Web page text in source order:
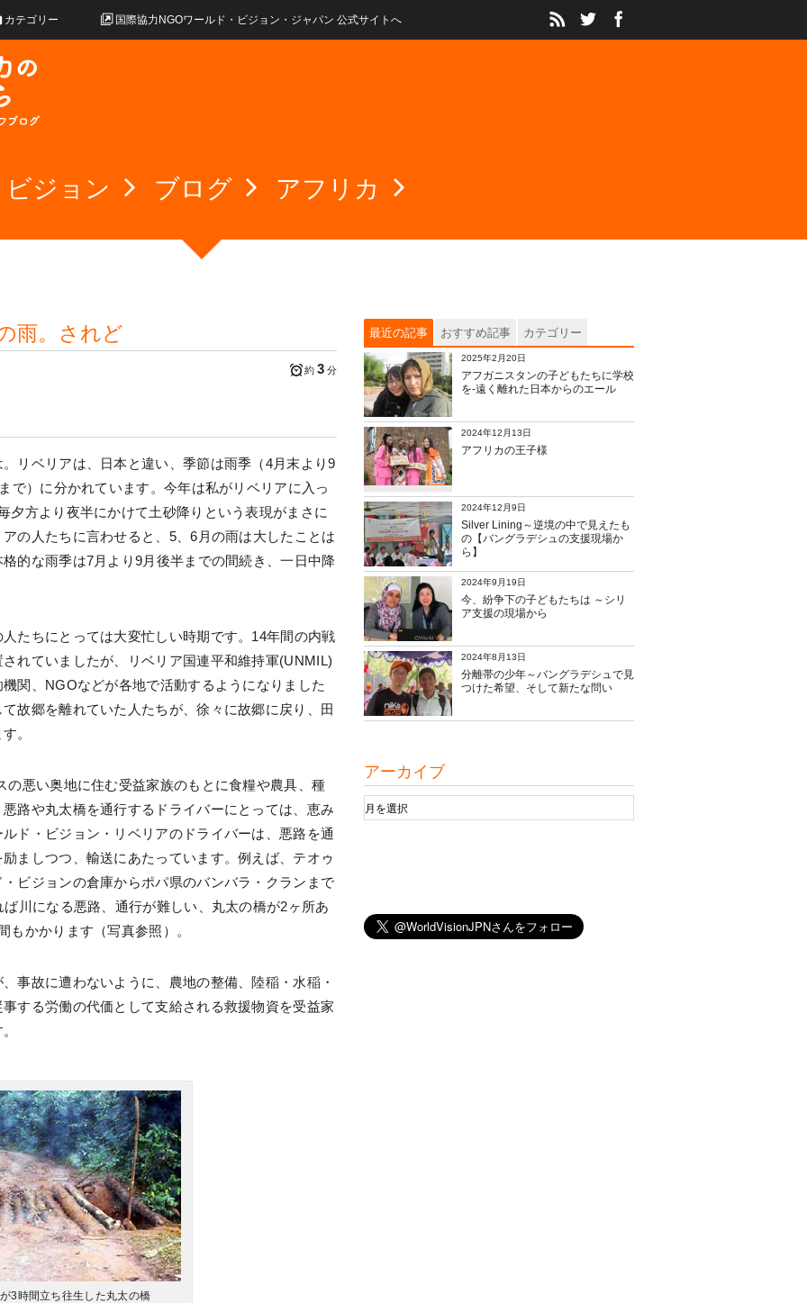
カテゴリー 国際協力NGOワールド・ビジョン・ジャパン 公式サイトへ
ジョン ブログ アフリカ
雨。されど
約 3 分
リベリアは、日本と違い、季節は雨季（4月末より9
で）に分かれています。今年は私がリベリアに入っ
夕方より夜半にかけて土砂降りという表現がまさに
の人たちに言わせると、5、6月の雨は大したことは
的な雨季は7月より9月後半までの間続き、一日中降
たちにとっては大変忙しい時期です。14年間の内戦
れていましたが、リベリア国連平和維持軍(UNMIL)
関、NGOなどが各地で活動するようになりました
故郷を離れていた人たちが、徐々に故郷に戻り、田
。
悪い奥地に住む受益家族のもとに食糧や農具、種
路や丸太橋を通行するドライバーにとっては、恵み
ド・ビジョン・リベリアのドライバーは、悪路を通
ましつつ、輸送にあたっています。例えば、テオゥ
ビジョンの倉庫からポパ県のバンバラ・クランまで
川になる悪路、通行が難しい、丸太の橋が2ヶ所あ
もかかります（写真参照）。
事故に遭わないように、農地の整備、陸稲・水稲・
する労働の代価として支給される救援物資を受益家
3時間立ち往生した丸太の橋
最近の記事 おすすめ記事 カテゴリー
2025年2月20日
アフガニスタンの子どもたちに学校
を‐遠く離れた日本からのエール
2024年12月13日
アフリカの王子様
2024年12月9日
Silver Lining～逆境の中で見えたも
の【バングラデシュの支援現場か
ら】
2024年9月19日
今、紛争下の子どもたちは ～シリ
ア支援の現場から
2024年8月13日
分離帯の少年～バングラデシュで見
つけた希望、そして新たな問い
アーカイブ